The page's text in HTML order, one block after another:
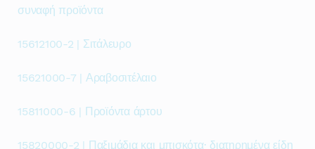
συναφή προϊόντα
15612100-2 | Σιτάλευρο
15621000-7 | Αραβοσιτέλαιο
15811000-6 | Προϊόντα άρτου
15820000-2 | Παξιμάδια και μπισκότα· διατηρημένα είδη